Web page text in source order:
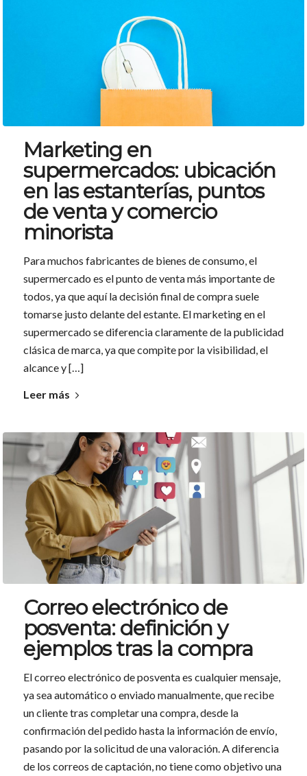
Marketing en
supermercados: ubicación
en las estanterías, puntos
de venta y comercio
minorista
Para muchos fabricantes de bienes de consumo, el
supermercado es el punto de venta más importante de
todos, ya que aquí la decisión final de compra suele
tomarse justo delante del estante. El marketing en el
supermercado se diferencia claramente de la publicidad
clásica de marca, ya que compite por la visibilidad, el
alcance y […]
Leer más
Correo electrónico de
posventa: definición y
ejemplos tras la compra
El correo electrónico de posventa es cualquier mensaje,
ya sea automático o enviado manualmente, que recibe
un cliente tras completar una compra, desde la
confirmación del pedido hasta la información de envío,
pasando por la solicitud de una valoración. A diferencia
de los correos de captación, no tiene como objetivo una